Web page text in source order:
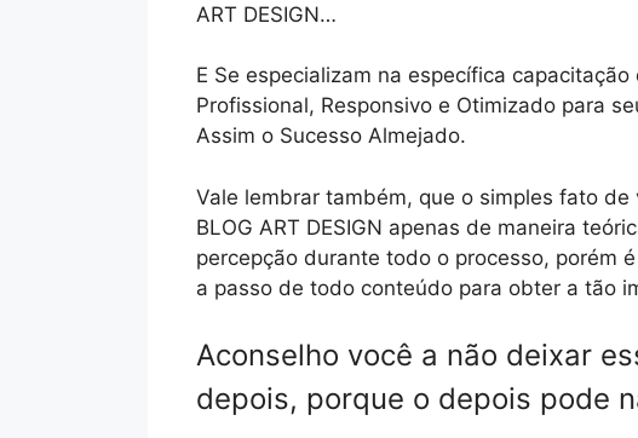
ART DESIGN…
E Se especializam na específica
Profissional, Responsivo e Otimizado para
Assim o Sucesso Almejado.
Vale lembrar também, que o simples fato
BLOG ART DESIGN apenas de maneira
percepção durante todo o processo, porém
a passo de todo conteúdo para obter a tão
Aconselho você a não deixar
depois, porque o depois pode